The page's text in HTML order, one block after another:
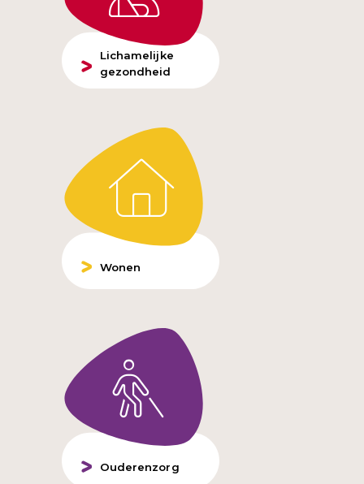
Lichamelijke
gezondheid
Wonen
Ouderenzorg